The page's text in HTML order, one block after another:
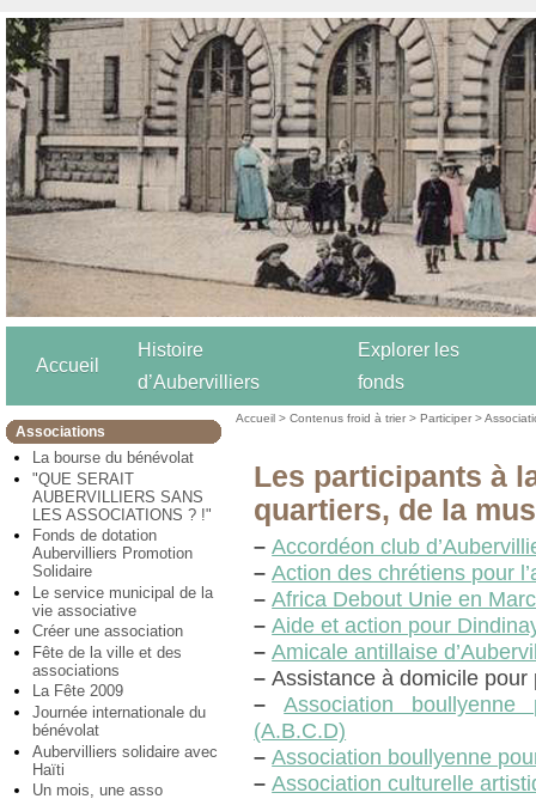
Accueil
Histoire
d’Aubervilliers
Explorer les
fonds
Associations
La bourse du bénévolat
"QUE SERAIT
AUBERVILLIERS SANS
LES ASSOCIATIONS ? !"
Fonds de dotation
Aubervilliers Promotion
Solidaire
Le service municipal de la
vie associative
Créer une association
Fête de la ville et des
associations
La Fête 2009
Journée internationale du
bénévolat
Aubervilliers solidaire avec
Haïti
Un mois, une asso
Accueil >Contenus froid à trier >Participer >
Les participants à
quartiers, de la
– Accordéon club
– Action des chrétiens pour
– Africa Debout Unie en
– Aide et action pour
– Amicale antillaise
– Assistance à domicile
–
Association
(A.B.C.D)
– Association boullyenne
– Association culturelle